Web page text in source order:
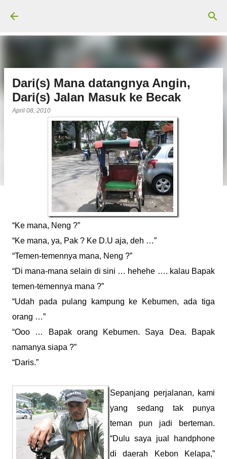
Dari(s) Mana datangnya Angin,
Dari(s) Jalan Masuk ke Becak
April 08, 2010
“Ke mana, Neng ?”
“Ke mana, ya, Pak ? Ke D.U aja, deh …”
“Temen-temennya mana, Neng ?”
“Di mana-mana selain di sini … hehehe …. kalau Bapak
temen-temennya mana ?”
“Udah pada pulang kampung ke Kebumen, ada tiga
orang …”
“Ooo … Bapak orang Kebumen. Saya Dea. Bapak
namanya siapa ?”
“Daris.”
Sepanjang perjalanan, kami
yang sedang tak punya
teman pun jadi berteman.
“Dulu saya jual handphone
di daerah Kebon Kelapa,”